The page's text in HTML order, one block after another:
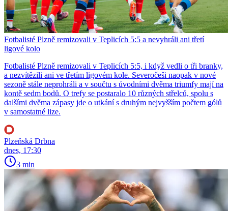
Fotbalisté Plzně remizovali v Teplicích 5:5 a nevyhráli ani třetí
ligové kolo
Fotbalisté Plzně remizovali v Teplicích 5:5, i když vedli o tři branky,
a nezvítězili ani ve třetím ligovém kole. Severočeši naopak v nové
sezoně stále neprohráli a v součtu s úvodními dvěma triumfy mají na
kontě sedm bodů. O trefy se postaralo 10 různých střelců, spolu s
dalšími dvěma zápasy jde o utkání s druhým nejvyšším počtem gólů
v samostatné lize.
Plzeňská Drbna
dnes, 17:30
3 min